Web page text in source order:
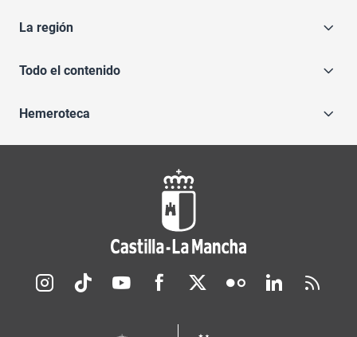
La región
Todo el contenido
Hemeroteca
Redes sociales JCCM